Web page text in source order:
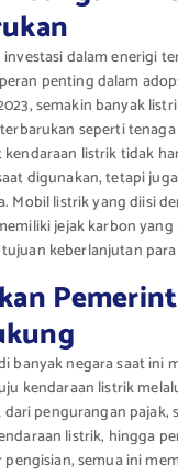
dalam enerigi
penting dalam
semakin banyak
seperti
listrik tidak
digunakan, tetapi
Mobil listrik yang diisi
jejak karbon yang
keberlanjutan
banyak negara saat ini
kendaraan listrik
dari pengurangan pajak,
listrik, hingga
semua ini